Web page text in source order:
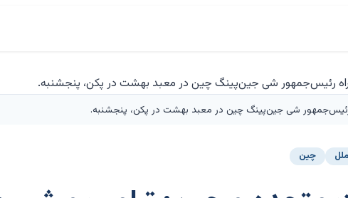
شی جین‌پینگ چین در معبد بهشت در پکن، پنجشنبه.
چین